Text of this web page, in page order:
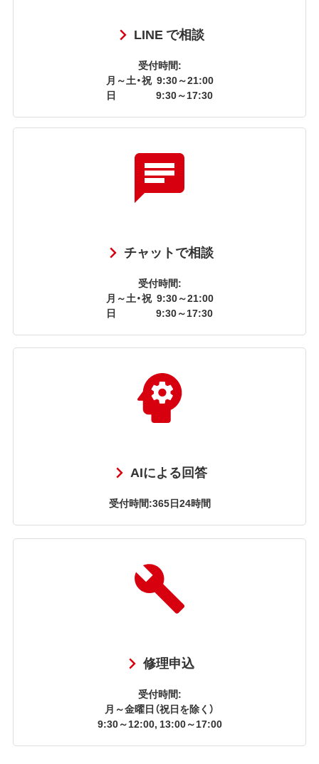
LINE で相談
受付時間:
月～土・祝 9:30～21:00
日
9:30～17:30
チャットで相談
受付時間:
月～土・祝 9:30～21:00
日
9:30～17:30
AIによる回答
受付時間:365日24時間
修理申込
受付時間:
月～金曜日（祝日を除く）
9:30～12:00, 13:00～17:00